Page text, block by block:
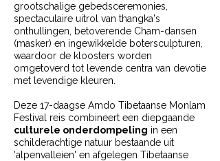
grootschalige gebedsceremonies,
spectaculaire uitrol van thangka's
onthullingen, betoverende Cham-dansen
(masker) en ingewikkelde botersculpturen,
waardoor de kloosters worden
omgetoverd tot levende centra van devotie
met levendige kleuren.
Deze 17-daagse Amdo Tibetaanse Monlam
Festival reis combineert een diepgaande
culturele onderdompeling in een
schilderachtige natuur bestaande uit
'alpenvalleien' en afgelegen Tibetaanse